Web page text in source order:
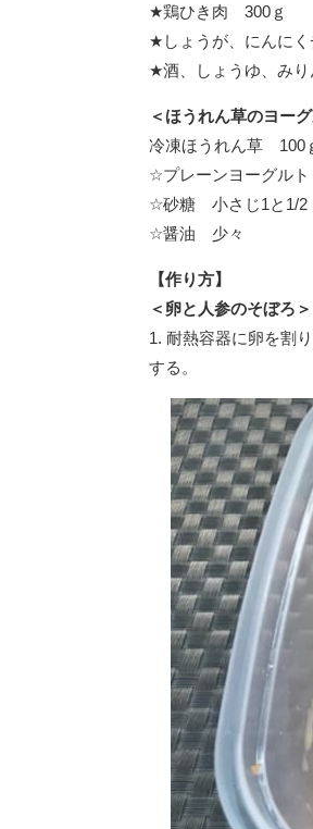
★鶏ひき肉 300ｇ
★しょうが、にんに
★酒、しょうゆ、み
＜ほうれん草のヨー
冷凍ほうれん草 100
☆プレーンヨーグル
☆砂糖 小さじ1と1/2
☆醤油 少々
【作り方】
＜卵と人参のそぼろ＞
1. 耐熱容器に卵を割
する。